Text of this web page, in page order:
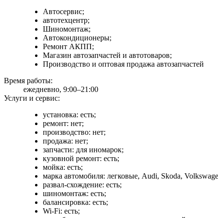
Автосервис;
автотехцентр;
Шиномонтаж;
Автокондиционеры;
Ремонт АКПП;
Магазин автозапчастей и автотоваров;
Производство и оптовая продажа автозапчастей
Время работы:
ежедневно, 9:00–21:00
Услуги и сервис:
установка: есть;
ремонт: нет;
производство: нет;
продажа: нет;
запчасти: для иномарок;
кузовной ремонт: есть;
мойка: есть;
марка автомобиля: легковые, Audi, Skoda,
развал-схождение: есть;
шиномонтаж: есть;
балансировка: есть;
Wi-Fi: есть;